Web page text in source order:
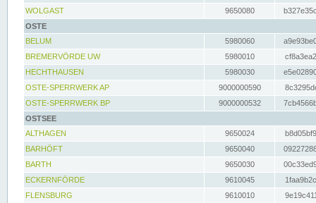
WOLGAST
9650080
OSTE
BELUM
5980060
BREMERVÖRDE UW
5980010
HECHTHAUSEN
5980030
OSTE-SPERRWERK AP
9000000590
OSTE-SPERRWERK BP
9000000532
OSTSEE
ALTHAGEN
9650024
BARHÖFT
9650040
BARTH
9650030
ECKERNFÖRDE
9610045
FLENSBURG
9610010